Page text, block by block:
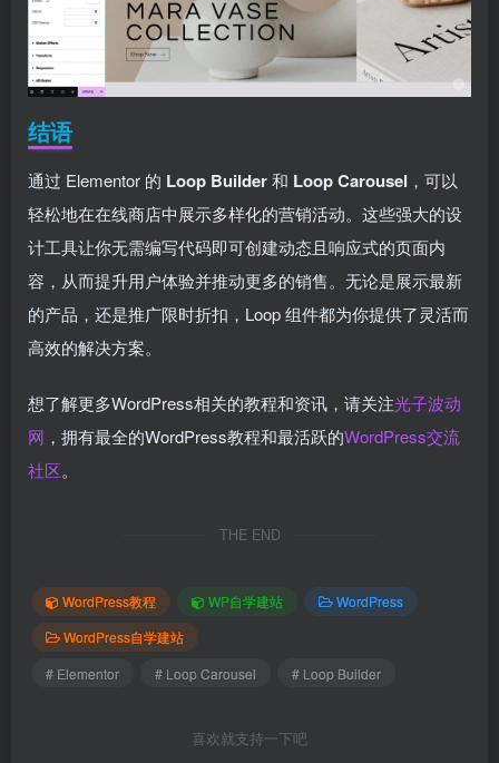
结语
通过 Elementor 的 Loop Builder和 Loop Carousel ，可以
轻松地在在线商店中展示多样化的营销活动。这些强大的设
计工具让你无需编写代码即可创建动态且响应式的页面内
容，从而提升用户体验并推动更多的销售。无论是展示最新
的产品，还是推广限时折扣，Loop 组件都为你提供了灵活而
高效的解决方案。
想了解更多WordPress相关的教程和资讯，请关注光子波动
网 ，拥有最全的WordPress教程和最活跃的WordPress交流
社区。
THE END
WordPress教程 WP自学建站
WordPress
WordPress自学建站
# Elementor
# Loop Carousel # Loop Builder
喜欢就支持一下吧